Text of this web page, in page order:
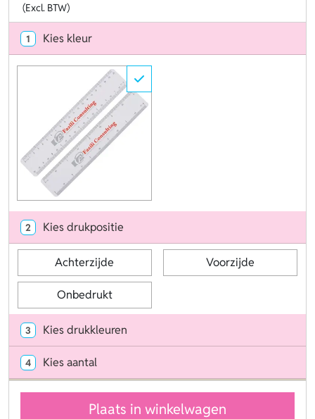
(Excl. BTW)
1 Kies kleur
2 Kies drukpositie
Achterzijde Voorzijde
Onbedrukt
3 Kies drukkleuren
4 Kies aantal
Plaats in winkelwagen